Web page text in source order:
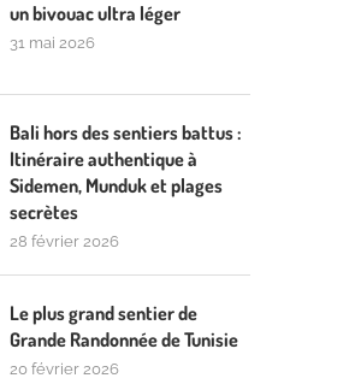
un bivouac ultra léger
31 mai 2026
Bali hors des sentiers battus :
Itinéraire authentique à
Sidemen, Munduk et plages
secrètes
28 février 2026
Le plus grand sentier de
Grande Randonnée de Tunisie
20 février 2026